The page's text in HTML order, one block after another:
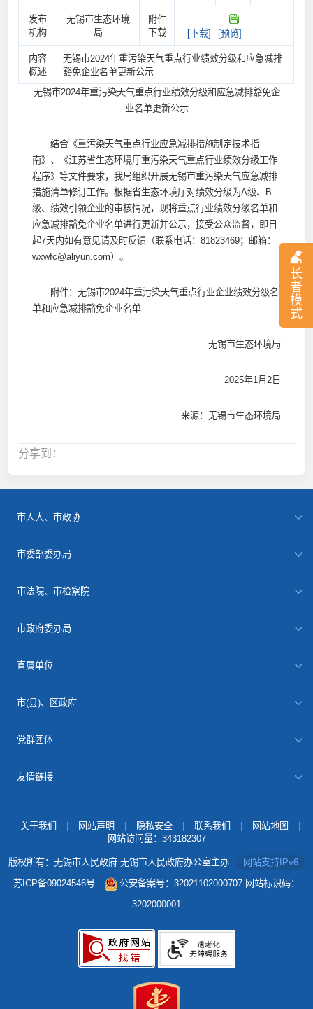
长
者
模
式
发布
机构
无锡市生态环境
局
附件
下载
[下载] [预览]
内容
概述
无锡市2024年重污染天气重点行业绩效分级和应急减排
豁免企业名单更新公示
无锡市2024年重污染天气重点行业绩效分级和应急减排豁免企
业名单更新公示
结合《重污染天气重点行业应急减排措施制定技术指
南》、《江苏省生态环境厅重污染天气重点行业绩效分级工作
程序》等文件要求，我局组织开展无锡市重污染天气应急减排
措施清单修订工作。根据省生态环境厅对绩效分级为A级、B
级、绩效引领企业的审核情况，现将重点行业绩效分级名单和
应急减排豁免企业名单进行更新并公示，接受公众监督，即日
起7天内如有意见请及时反馈（联系电话：81823469；邮箱：
wxwfc@aliyun.com）。
附件：无锡市2024年重污染天气重点行业企业绩效分级名
单和应急减排豁免企业名单
无锡市生态环境局
2025年1月2日
来源：无锡市生态环境局
分享到：
市人大、市政协
市委部委办局
市法院、市检察院
市政府委办局
直属单位
市(县)、区政府
党群团体
友情链接
关于我们 网站声明 隐私安全 联系我们 网站地图
网站访问量： 343182307
版权所有：无锡市人民政府 无锡市人民政府办公室主办
网站支持IPv6
苏ICP备09024546号
公安备案号：32021102000707 网站标识码：
3202000001